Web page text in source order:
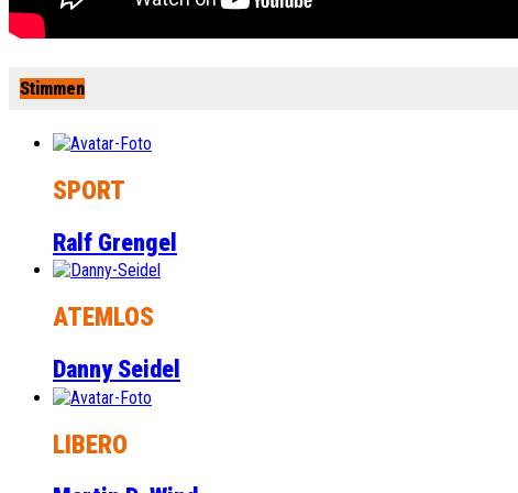
Stimmen
SPORT
Ralf Grengel
ATEMLOS
Danny Seidel
LIBERO